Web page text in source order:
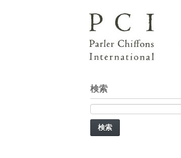
検索
検
索: